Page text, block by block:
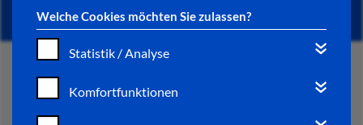
Welche Cookies möchten Sie zulassen?
Statistik / Analyse
Komfortfunktionen
START